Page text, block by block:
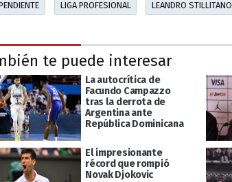
LIGA PROFESIONAL LEANDRO STILLITANO
te puede interesar
La autocrítica de
Facundo Campazzo
tras la derrota de
Argentina ante
República Dominicana
El impresionante
récord que rompió
Novak Djokovic